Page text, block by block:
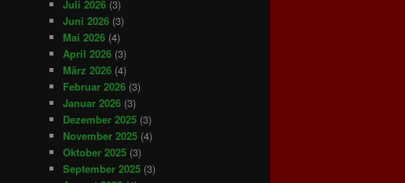
Juli 2026 (3)
Juni 2026 (3)
Mai 2026 (4)
April 2026 (3)
März 2026 (4)
Februar 2026 (3)
Januar 2026 (3)
Dezember 2025 (3)
November 2025 (4)
Oktober 2025 (3)
September 2025 (3)